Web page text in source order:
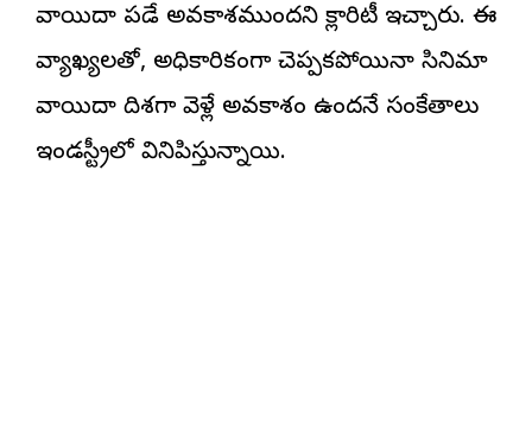
వాయిదా పడే అవకాశముందని క్లారిటీ ఇచ్చారు. ఈ
వ్యాఖ్యలతో, అధికారికంగా చెప్పకపోయినా సినిమా
వాయిదా దిశగా వెళ్లే అవకాశం ఉందనే సంకేతాలు
ఇండస్ట్రీలో వినిపిస్తున్నాయి.